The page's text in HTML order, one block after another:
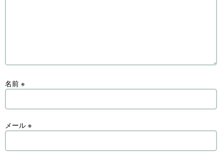
名前 ※
メール ※